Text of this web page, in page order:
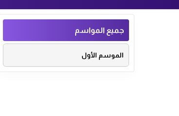
جميع المواسم
الموسم الأول